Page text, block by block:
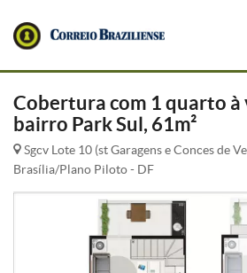
Cobertura com 1 quarto à
bairro Park Sul, 61m²
Sgcv Lote 10 (st Garagens e Conces de
Brasília/Plano Piloto - DF